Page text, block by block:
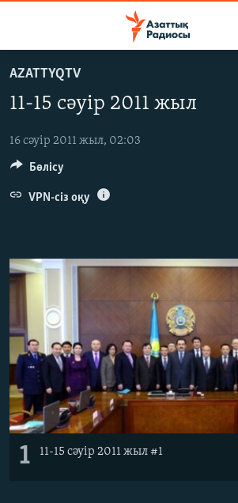
to
main
Skip
to
Navigation
Search
ЖАҢАЛЫҚТАР
САЯСАТ
AZATTYQTV
ҚАҢТАР ОҚИҒАСЫ
АДАМ ҚҰҚЫҚТАРЫ
ӘЛЕМ
АРНАЙЫ ЖОБАЛАР
Русский
ЖАЗЫЛЫҢЫЗ
Басқа тілдерде
AZATTYQTV
11-15 сәуір 2011 жыл
16 сәуір 2011 жыл, 02:03
1 11-15 сәуір 2011 жыл #1
Бөлісу
VPN-сіз оқу